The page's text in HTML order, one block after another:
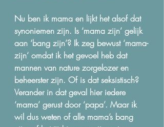
Nu ben ik mama en lijkt het alsof dat
synoniemen zijn. Is ‘mama zijn’ gelijk
aan ‘bang zijn’? Ik zeg bewust ‘mama-
zijn’ omdat ik het gevoel heb dat
mannen van nature zorgelozer en
beheerster zijn. Of is dat seksistisch?
Verander in dat geval hier iedere
‘mama’ gerust door ‘papa’. Maar ik
wil dus weten of alle mama’s bang